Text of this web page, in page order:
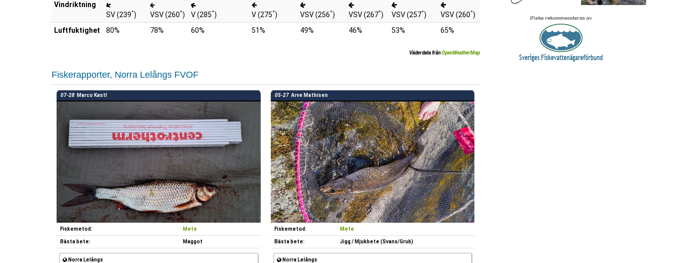
Vindriktning
SV (239°) VSV (260°) V (285°) V (275°) VSV (256°) VSV (267°) VSV (257°) VSV (260°)
Luftfuktighet
80% 78% 60% 51% 49% 46% 53% 65%
Väderdata frånOpenWeatherMap
Fiskerapporter, Norra Lelångs FVOF
07-28 Marco Kastl
Fiskemetod: Mete
Bästa bete: Maggot
Norra Lelångs
05-27 Arve Mathisen
Fiskemetod: Mete
Bästa bete: Jigg / Mjukbete (Svans/Grub)
Norra Lelångs